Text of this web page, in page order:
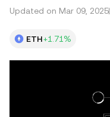
Updated on Mar 09, 2025
ETH+1.71%